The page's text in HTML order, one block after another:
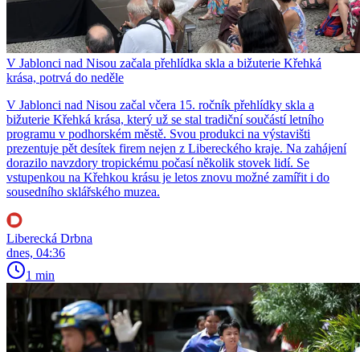
V Jablonci nad Nisou začala přehlídka skla a bižuterie Křehká
krása, potrvá do neděle
V Jablonci nad Nisou začal včera 15. ročník přehlídky skla a
bižuterie Křehká krása, který už se stal tradiční součástí letního
programu v podhorském městě. Svou produkci na výstavišti
prezentuje pět desítek firem nejen z Libereckého kraje. Na zahájení
dorazilo navzdory tropickému počasí několik stovek lidí. Se
vstupenkou na Křehkou krásu je letos znovu možné zamířit i do
sousedního sklářského muzea.
Liberecká Drbna
dnes, 04:36
1 min